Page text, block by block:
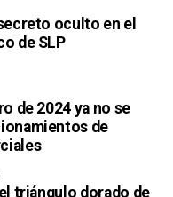
oculto en el
de SLP
de 2024 ya no se
de
triángulo dorado de